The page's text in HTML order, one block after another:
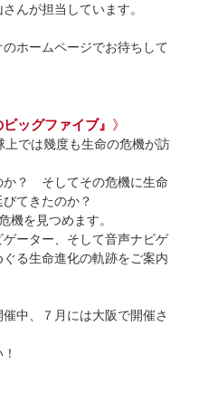
んが担当しています。
ホームページでお待ちして
ッグファイブ』 》
では幾度も生命の危機が訪
か？ そしてその危機に生命
てきたのか？
機を見つめます。
ーター、そして音声ナビゲ
る生命進化の軌跡をご案内
中、７月には大阪で開催さ